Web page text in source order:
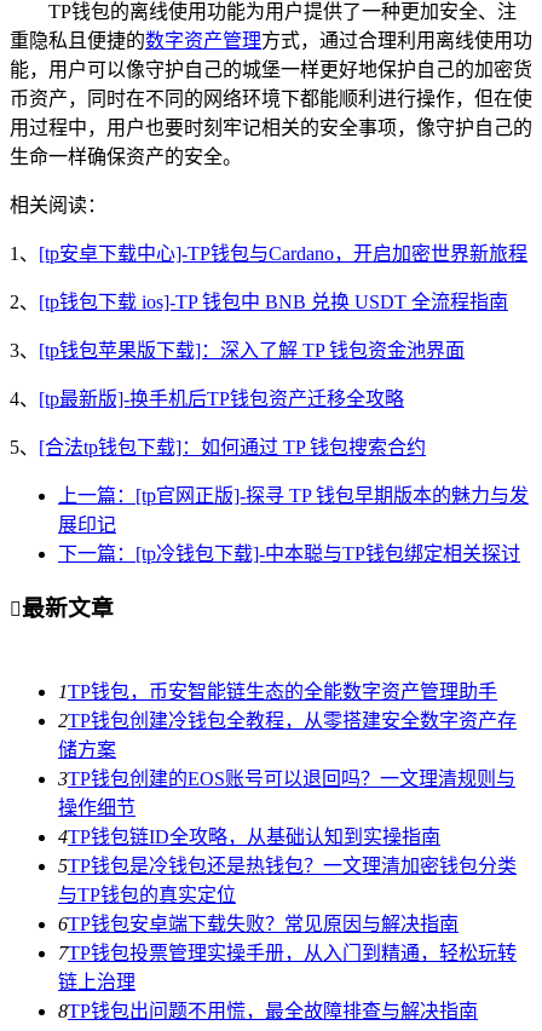
TP钱包的离线使用功能为用户提供了一种更加安全、注
重隐私且便捷的数字资产管理方式，通过合理利用离线使用功
能，用户可以像守护自己的城堡一样更好地保护自己的加密货
币资产，同时在不同的网络环境下都能顺利进行操作，但在使
用过程中，用户也要时刻牢记相关的安全事项，像守护自己的
生命一样确保资产的安全。
相关阅读：
1、 [tp安卓下载中心]-TP钱包与Cardano，开启加密世界新旅程
2、 [tp钱包下载 ios]-TP 钱包中 BNB 兑换 USDT 全流程指南
3、 [tp钱包苹果版下载]：深入了解 TP 钱包资金池界面
4、 [tp最新版]-换手机后TP钱包资产迁移全攻略
5、 [合法tp钱包下载]：如何通过 TP 钱包搜索合约
上一篇：[tp官网正版]-探寻 TP 钱包早期版本的魅力与发
展印记
下一篇：[tp冷钱包下载]-中本聪与TP钱包绑定相关探讨
最新文章
1TP钱包，币安智能链生态的全能数字资产管理助手
2TP钱包创建冷钱包全教程，从零搭建安全数字资产存
储方案
3TP钱包创建的EOS账号可以退回吗？一文理清规则与
操作细节
4TP钱包链ID全攻略，从基础认知到实操指南
5TP钱包是冷钱包还是热钱包？一文理清加密钱包分类
与TP钱包的真实定位
6TP钱包安卓端下载失败？常见原因与解决指南
7TP钱包投票管理实操手册，从入门到精通，轻松玩转
链上治理
8TP钱包出问题不用慌，最全故障排查与解决指南